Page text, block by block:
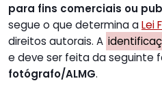
para fins comerciais ou
segue o que determina aLei
direitos autorais. A
e deve ser feita da seguinte
fotógrafo/ALMG.